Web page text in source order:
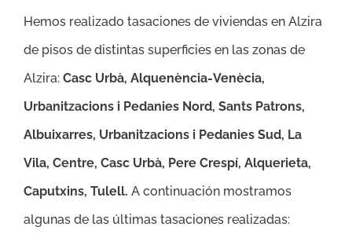
Hemos realizado tasaciones de viviendas en Alzira
de pisos de distintas superficies en las zonas de
Alzira: Casc Urbà, Alquenència-Venècia,
Urbanitzacions i Pedanies Nord, Sants Patrons,
Albuixarres, Urbanitzacions i Pedanies Sud, La
Vila, Centre, Casc Urbà, Pere Crespí, Alquerieta,
Caputxins, Tulell. A continuación mostramos
algunas de las últimas tasaciones realizadas: